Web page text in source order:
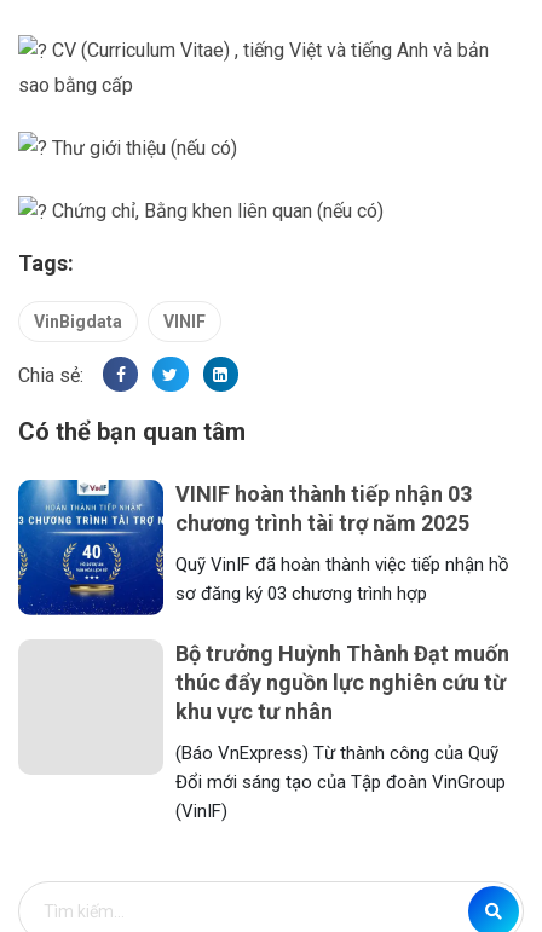
CV (Curriculum Vitae) , tiếng Việt và tiếng Anh và bản
sao bằng cấp
Thư giới thiệu (nếu có)
Chứng chỉ, Bằng khen liên quan (nếu có)
Tags:
VinBigdata VINIF
Có thể bạn quan tâm
VINIF hoàn thành tiếp nhận 03
chương trình tài trợ năm 2025
Quỹ VinIF đã hoàn thành việc tiếp nhận hồ
sơ đăng ký 03 chương trình hợp
Bộ trưởng Huỳnh Thành Đạt muốn
thúc đẩy nguồn lực nghiên cứu từ
khu vực tư nhân
(Báo VnExpress) Từ thành công của Quỹ
Đổi mới sáng tạo của Tập đoàn VinGroup
(VinIF)